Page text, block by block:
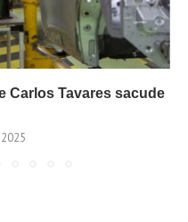
Carlos Tavares sacude